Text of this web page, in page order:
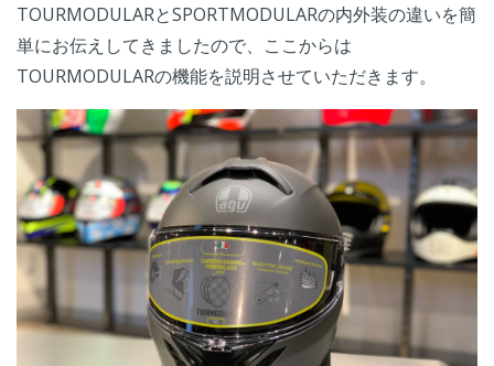
TOURMODULARとSPORTMODULARの内外装の違いを簡
単にお伝えしてきましたので、ここからは
TOURMODULARの機能を説明させていただきます。